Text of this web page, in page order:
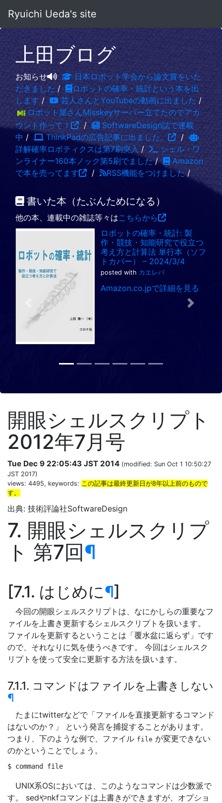
Ryuichi Ueda's site
上田ブログ
お知らせ
日本ロボット学会から論文賞をいた
だきました /
ロボットの確率・統計という本を出
します / 芸人さんとYouTubeの動画に出ました /
ロボット屋さんMisskeyサーバー立てたのでアカ
ウント作って！
/
SoftwareDesign誌で連載
中 / ThinkPadの広告記事に出ました。
/
詳解確率ロボティクスは第7刷突入 /
シェル・ワ
ンライナー160本ノック第5刷でました/
Amazon
で本を売ってます
/ RSS機能をつけました /
書いた本（たぶんためになる）
他の本、連載中の雑誌等々はこちらから
ロボットの確率・統計: 製
作・競技・知能研究で役立つ
考え方と計算法 単行本（ソフ
トカバー） – 2024/3/4
posted with カエレバ
Amazon.co.jpで詳細を見る
Previous Next
開眼シェルスクリプト
2012年7月号
Tue Dec 9 22:05:43 JST 2014 (modified: Sun Oct 1 10:50:27
JST 2017)
views: 4495, keywords: この記事は最終更新日が8年以上前のもので
す。
出典: 技術評論社SoftwareDesign
7. 開眼シェルスクリプ
ト 第7回¶
7.1. はじめに¶
今回の開眼シェルスクリプトは、なにかしらの重要なフ
ァイルを上書き更新するシェルスクリプトを扱います。
ファイルを更新するということは「覆水盆に返らず」です
ので、それなりに気を使うべきです。 今回はシェルスク
リプトを使って安全に更新する方法を扱います。
7.1.1. コマンドはファイルを上書きしない
¶
たまにtwitterなどで「ファイルを直接更新するコマンド
はないのか？」 という発言を捕捉することがあります。
つまり、下のような例で、ファイル file が変更できない
のかということでしょう。
$ command file
UNIX系OSにおいては、このようなコマンドは少数派で
す。 sedやnkfコマンドは上書きができますが、オプショ